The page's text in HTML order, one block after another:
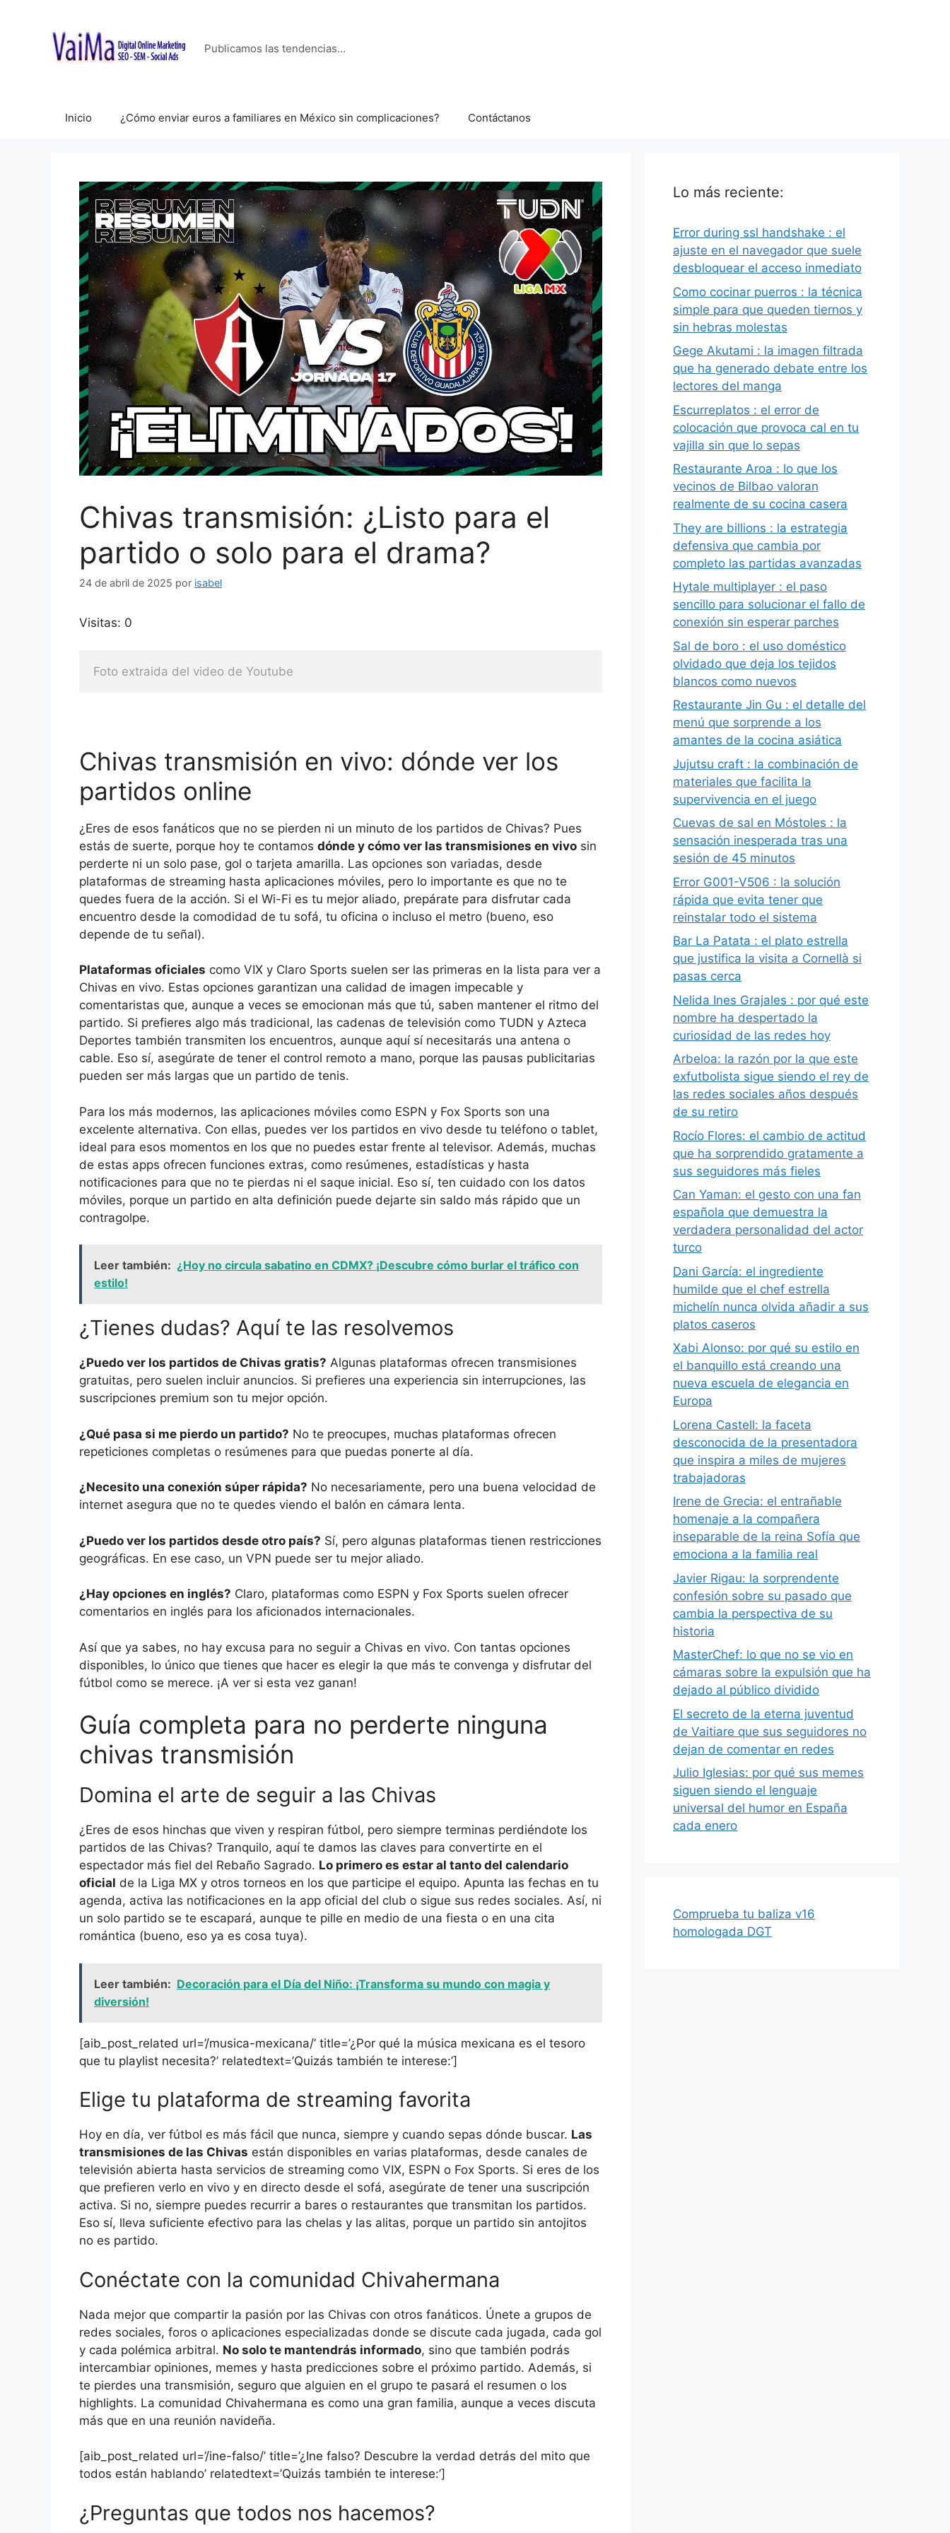
contenido
Publicamos las tendencias…
Inicio ¿Cómo enviar euros a familiares en México sin complicaciones? Contáctanos
Chivas transmisión: ¿Listo para el
partido o solo para el drama?
24 de abril de 2025 por isabel
Visitas: 0
Foto extraida del video de Youtube
Chivas transmisión en vivo: dónde ver los
partidos online
¿Eres de esos fanáticos que no se pierden ni un minuto de los partidos de Chivas? Pues
estás de suerte, porque hoy te contamos dónde y cómo ver las transmisiones en vivo sin
perderte ni un solo pase, gol o tarjeta amarilla. Las opciones son variadas, desde
plataformas de streaming hasta aplicaciones móviles, pero lo importante es que no te
quedes fuera de la acción. Si el Wi-Fi es tu mejor aliado, prepárate para disfrutar cada
encuentro desde la comodidad de tu sofá, tu oficina o incluso el metro (bueno, eso
depende de tu señal).
Plataformas oficiales como VIX y Claro Sports suelen ser las primeras en la lista para ver a
Chivas en vivo. Estas opciones garantizan una calidad de imagen impecable y
comentaristas que, aunque a veces se emocionan más que tú, saben mantener el ritmo del
partido. Si prefieres algo más tradicional, las cadenas de televisión como TUDN y Azteca
Deportes también transmiten los encuentros, aunque aquí sí necesitarás una antena o
cable. Eso sí, asegúrate de tener el control remoto a mano, porque las pausas publicitarias
pueden ser más largas que un partido de tenis.
Para los más modernos, las aplicaciones móviles como ESPN y Fox Sports son una
excelente alternativa. Con ellas, puedes ver los partidos en vivo desde tu teléfono o tablet,
ideal para esos momentos en los que no puedes estar frente al televisor. Además, muchas
de estas apps ofrecen funciones extras, como resúmenes, estadísticas y hasta
notificaciones para que no te pierdas ni el saque inicial. Eso sí, ten cuidado con los datos
móviles, porque un partido en alta definición puede dejarte sin saldo más rápido que un
contragolpe.
Leer también: ¿Hoy no circula sabatino en CDMX? ¡Descubre cómo burlar el tráfico con
estilo!
¿Tienes dudas? Aquí te las resolvemos
¿Puedo ver los partidos de Chivas gratis? Algunas plataformas ofrecen transmisiones
gratuitas, pero suelen incluir anuncios. Si prefieres una experiencia sin interrupciones, las
suscripciones premium son tu mejor opción.
¿Qué pasa si me pierdo un partido? No te preocupes, muchas plataformas ofrecen
repeticiones completas o resúmenes para que puedas ponerte al día.
¿Necesito una conexión súper rápida? No necesariamente, pero una buena velocidad de
internet asegura que no te quedes viendo el balón en cámara lenta.
¿Puedo ver los partidos desde otro país? Sí, pero algunas plataformas tienen restricciones
geográficas. En ese caso, un VPN puede ser tu mejor aliado.
¿Hay opciones en inglés? Claro, plataformas como ESPN y Fox Sports suelen ofrecer
comentarios en inglés para los aficionados internacionales.
Así que ya sabes, no hay excusa para no seguir a Chivas en vivo. Con tantas opciones
disponibles, lo único que tienes que hacer es elegir la que más te convenga y disfrutar del
fútbol como se merece. ¡A ver si esta vez ganan!
Guía completa para no perderte ninguna
chivas transmisión
Domina el arte de seguir a las Chivas
¿Eres de esos hinchas que viven y respiran fútbol, pero siempre terminas perdiéndote los
partidos de las Chivas? Tranquilo, aquí te damos las claves para convertirte en el
espectador más fiel del Rebaño Sagrado. Lo primero es estar al tanto del calendario
oficial de la Liga MX y otros torneos en los que participe el equipo. Apunta las fechas en tu
agenda, activa las notificaciones en la app oficial del club o sigue sus redes sociales. Así, ni
un solo partido se te escapará, aunque te pille en medio de una fiesta o en una cita
romántica (bueno, eso ya es cosa tuya).
Leer también: Decoración para el Día del Niño: ¡Transforma su mundo con magia y
diversión!
[aib_post_related url=’/musica-mexicana/’ title=’¿Por qué la música mexicana es el tesoro
que tu playlist necesita?’ relatedtext=’Quizás también te interese:’]
Elige tu plataforma de streaming favorita
Hoy en día, ver fútbol es más fácil que nunca, siempre y cuando sepas dónde buscar. Las
transmisiones de las Chivas están disponibles en varias plataformas, desde canales de
televisión abierta hasta servicios de streaming como VIX, ESPN o Fox Sports. Si eres de los
que prefieren verlo en vivo y en directo desde el sofá, asegúrate de tener una suscripción
activa. Si no, siempre puedes recurrir a bares o restaurantes que transmitan los partidos.
Eso sí, lleva suficiente efectivo para las chelas y las alitas, porque un partido sin antojitos
no es partido.
Conéctate con la comunidad Chivahermana
Nada mejor que compartir la pasión por las Chivas con otros fanáticos. Únete a grupos de
redes sociales, foros o aplicaciones especializadas donde se discute cada jugada, cada gol
y cada polémica arbitral. No solo te mantendrás informado, sino que también podrás
intercambiar opiniones, memes y hasta predicciones sobre el próximo partido. Además, si
te pierdes una transmisión, seguro que alguien en el grupo te pasará el resumen o los
highlights. La comunidad Chivahermana es como una gran familia, aunque a veces discuta
más que en una reunión navideña.
[aib_post_related url=’/ine-falso/’ title=’¿Ine falso? Descubre la verdad detrás del mito que
todos están hablando’ relatedtext=’Quizás también te interese:’]
¿Preguntas que todos nos hacemos?
Lo más reciente:
Error during ssl handshake : el
ajuste en el navegador que suele
desbloquear el acceso inmediato
Como cocinar puerros : la técnica
simple para que queden tiernos y
sin hebras molestas
Gege Akutami : la imagen filtrada
que ha generado debate entre los
lectores del manga
Escurreplatos : el error de
colocación que provoca cal en tu
vajilla sin que lo sepas
Restaurante Aroa : lo que los
vecinos de Bilbao valoran
realmente de su cocina casera
They are billions : la estrategia
defensiva que cambia por
completo las partidas avanzadas
Hytale multiplayer : el paso
sencillo para solucionar el fallo de
conexión sin esperar parches
Sal de boro : el uso doméstico
olvidado que deja los tejidos
blancos como nuevos
Restaurante Jin Gu : el detalle del
menú que sorprende a los
amantes de la cocina asiática
Jujutsu craft : la combinación de
materiales que facilita la
supervivencia en el juego
Cuevas de sal en Móstoles : la
sensación inesperada tras una
sesión de 45 minutos
Error G001-V506 : la solución
rápida que evita tener que
reinstalar todo el sistema
Bar La Patata : el plato estrella
que justifica la visita a Cornellà si
pasas cerca
Nelida Ines Grajales : por qué este
nombre ha despertado la
curiosidad de las redes hoy
Arbeloa: la razón por la que este
exfutbolista sigue siendo el rey de
las redes sociales años después
de su retiro
Rocío Flores: el cambio de actitud
que ha sorprendido gratamente a
sus seguidores más fieles
Can Yaman: el gesto con una fan
española que demuestra la
verdadera personalidad del actor
turco
Dani García: el ingrediente
humilde que el chef estrella
michelín nunca olvida añadir a sus
platos caseros
Xabi Alonso: por qué su estilo en
el banquillo está creando una
nueva escuela de elegancia en
Europa
Lorena Castell: la faceta
desconocida de la presentadora
que inspira a miles de mujeres
trabajadoras
Irene de Grecia: el entrañable
homenaje a la compañera
inseparable de la reina Sofía que
emociona a la familia real
Javier Rigau: la sorprendente
confesión sobre su pasado que
cambia la perspectiva de su
historia
MasterChef: lo que no se vio en
cámaras sobre la expulsión que ha
dejado al público dividido
El secreto de la eterna juventud
de Vaitiare que sus seguidores no
dejan de comentar en redes
Julio Iglesias: por qué sus memes
siguen siendo el lenguaje
universal del humor en España
cada enero
Comprueba tu baliza v16
homologada DGT